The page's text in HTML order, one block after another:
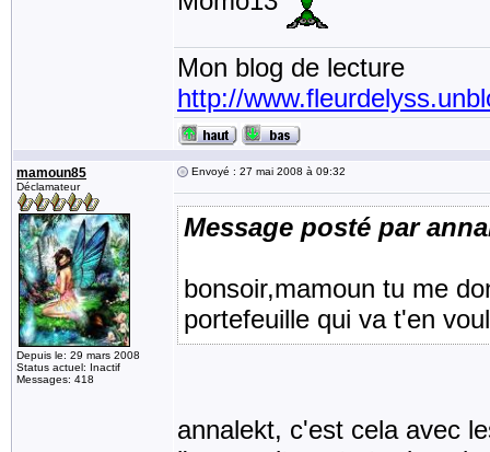
Mon blog de lecture
http://
mamoun85
Déclamateur
Depuis le: 29 mars 2008
Status actuel: Inactif
Messages: 418
Envoyé : 27 mai 2008 à 09:32
Message posté par
bonsoir,mamoun tu me
portefeuille qui va t'en
annalekt, c'est cela avec